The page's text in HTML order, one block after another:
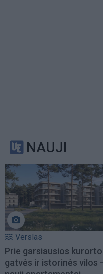
NAUJI
Verslas
Prie garsiausios kurorto
gatvės ir istorinės vilos -